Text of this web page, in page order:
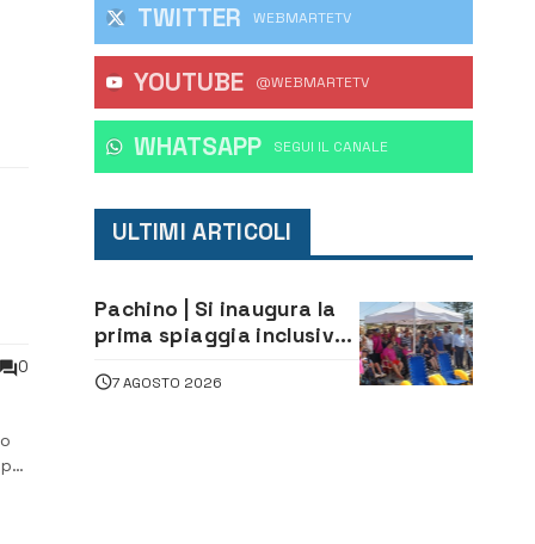
0
TWITTER WEBMARTETV
YOUTUBE @WEBMARTETV
WHATSAPP ‎SEGUI IL CANALE
ULTIMI ARTICOLI
Pachino | Si inaugura la
prima spiaggia inclusiva
assistenza e prevenzione
7 AGOSTO 2026